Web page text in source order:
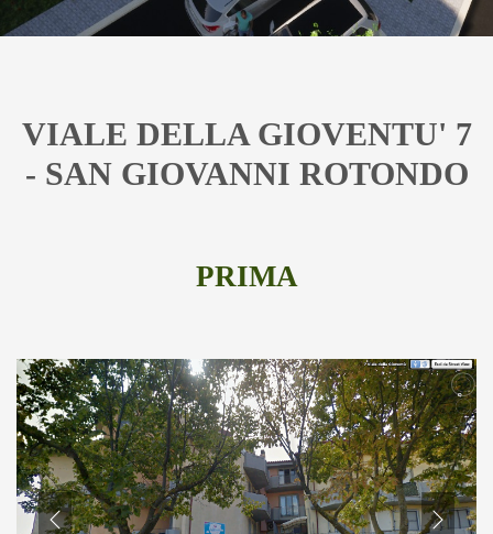
VIALE DELLA GIOVENTU' 7
- SAN GIOVANNI ROTONDO
PRIMA